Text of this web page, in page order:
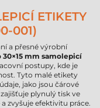
ETIKETY
001)
a přesné výrobní
30×15 mm samolepicí
postupy, kde je
Tyto malé etikety
jako jsou čárové
plynulý tisk ve
zvyšuje efektivitu práce.